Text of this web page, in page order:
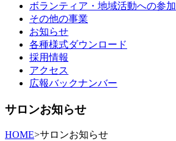
ボランティア・地域活動への参加
その他の事業
お知らせ
各種様式ダウンロード
採用情報
アクセス
広報バックナンバー
サロンお知らせ
HOME>サロンお知らせ